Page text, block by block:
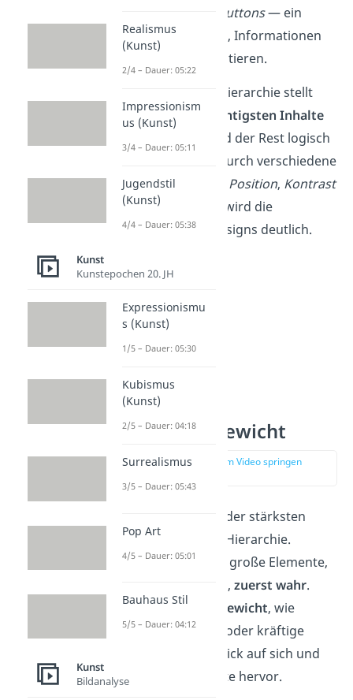
Buttons— ein
Gewichtund helfen, Informationen
zu präsentieren.
Eine klare visuelle Hierarchie stellt
sicher, dass die
wichtigsten Inhalte
und der Rest logisch
angeordnet wird. Durch verschiedene
Aspekte wie
Position, Kontrast
undWiederholung
wird die
Hierarchie eines Designs deutlich.
Größe und Gewicht
zur Stelle im Video springen
ist einer der stärksten
Indikatoren für die Hierarchie.
Deshalb nimmst du große Elemente,
wie Titel oder Bilder, zuerst wahr.
Auch dasvisuelle Gewicht, wie
gefettete Schriften oder kräftige
Farben, zieht den Blick auf sich und
hebt wichtige Inhalte hervor.
Realismus
(Kunst)
2/4 – Dauer: 05:22
Impressionism
us (Kunst)
3/4 – Dauer: 05:11
Jugendstil
(Kunst)
4/4 – Dauer: 05:38
Kunst
Kunstepochen 20. JH
Expressionismu
s (Kunst)
1/5 – Dauer: 05:30
Kubismus
(Kunst)
2/5 – Dauer: 04:18
Surrealismus
3/5 – Dauer: 05:43
Pop Art
4/5 – Dauer: 05:01
Bauhaus Stil
5/5 – Dauer: 04:12
Kunst
Bildanalyse